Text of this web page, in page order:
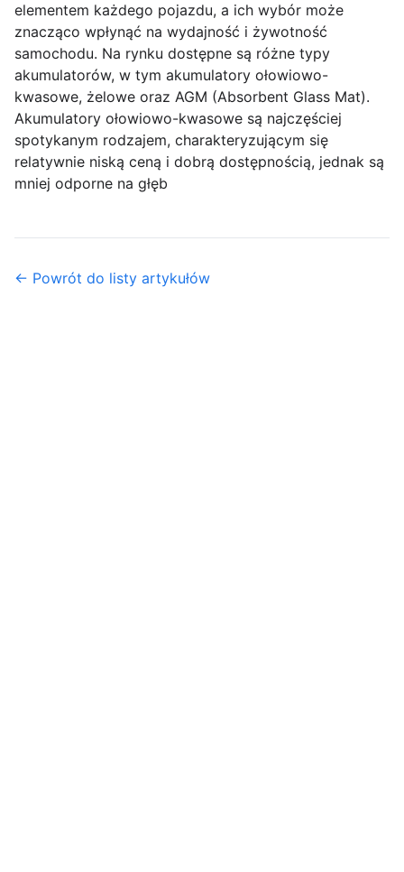
elementem każdego pojazdu, a ich wybór może
znacząco wpłynąć na wydajność i żywotność
samochodu. Na rynku dostępne są różne typy
akumulatorów, w tym akumulatory ołowiowo-
kwasowe, żelowe oraz AGM (Absorbent Glass Mat).
Akumulatory ołowiowo-kwasowe są najczęściej
spotykanym rodzajem, charakteryzującym się
relatywnie niską ceną i dobrą dostępnością, jednak są
mniej odporne na głęb
← Powrót do listy artykułów